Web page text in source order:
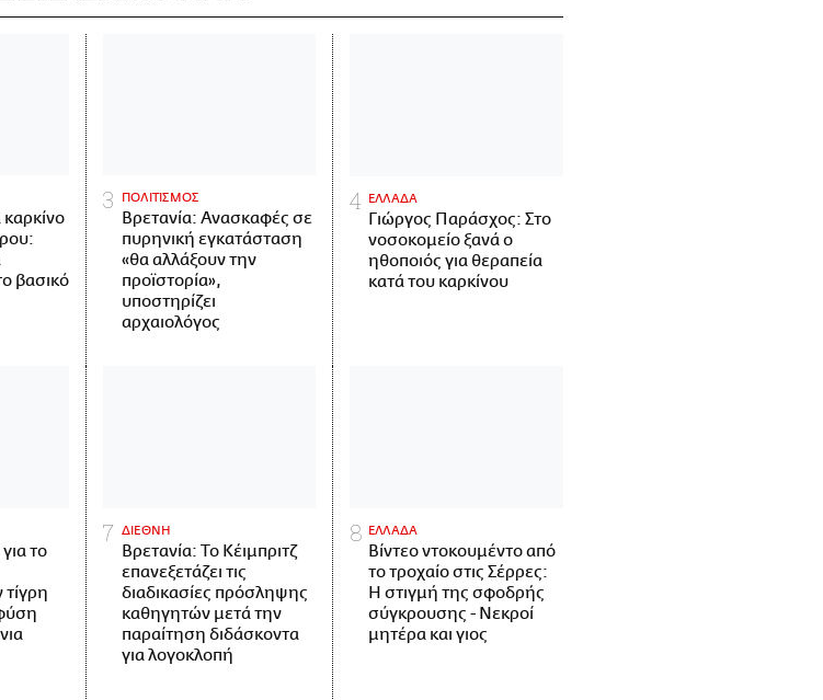
βασικό
ΠΟΛΙΤΙΣΜΟΣ
Βρετανία: Ανασκαφές σε
πυρηνική εγκατάσταση
«θα αλλάξουν την
προϊστορία»,
υποστηρίζει
αρχαιολόγος
ΕΛΛΑΔΑ
Γιώργος Παράσχος: Στο
νοσοκομείο ξανά ο
ηθοποιός για θεραπεία
κατά του καρκίνου
το
ΔΙΕΘΝΗ
Βρετανία: Το Κέιμπριτζ
επανεξετάζει τις
διαδικασίες πρόσληψης
καθηγητών μετά την
παραίτηση διδάσκοντα
για λογοκλοπή
ΕΛΛΑΔΑ
Βίντεο ντοκουμέντο από
το τροχαίο στις Σέρρες:
Η στιγμή της σφοδρής
σύγκρουσης - Νεκροί
μητέρα και γιος